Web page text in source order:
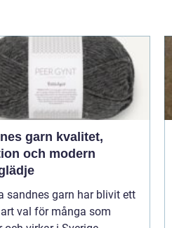
garn kvalitet,
och modern
sandnes garn har blivit ett
val för många som